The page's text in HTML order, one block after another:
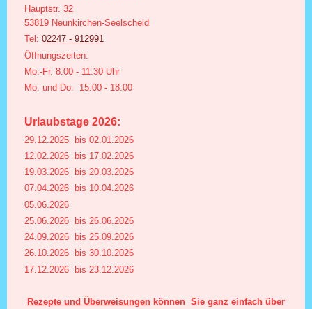
Hauptstr. 32
53819 Neunkirchen-Seelscheid
Tel: 02247 - 912991
Öffnungszeiten:
Mo.-Fr. 8:00 - 11:30 Uhr
Mo. und Do. 15:00 - 18:00
Urlaubstage 2026:
29.12.2025 bis 02.01.2026
12.02.2026 bis 17.02.2026
19.03.2026 bis 20.03.2026
07.04.2026 bis 10.04.2026
05.06.2026
25.06.2026 bis 26.06.2026
24.09.2026 bis 25.09.2026
26.10.2026 bis 30.10.2026
17.12.2026 bis 23.12.2026
Rezepte und Überweisungen können Sie ganz einfach über